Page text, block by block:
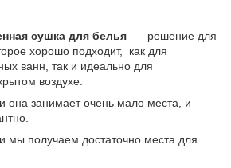
сушка для белья ― решение для
хорошо подходит, как для
ванн, так и идеально для
воздухе.
она занимает очень мало места, и
мы получаем достаточно места для